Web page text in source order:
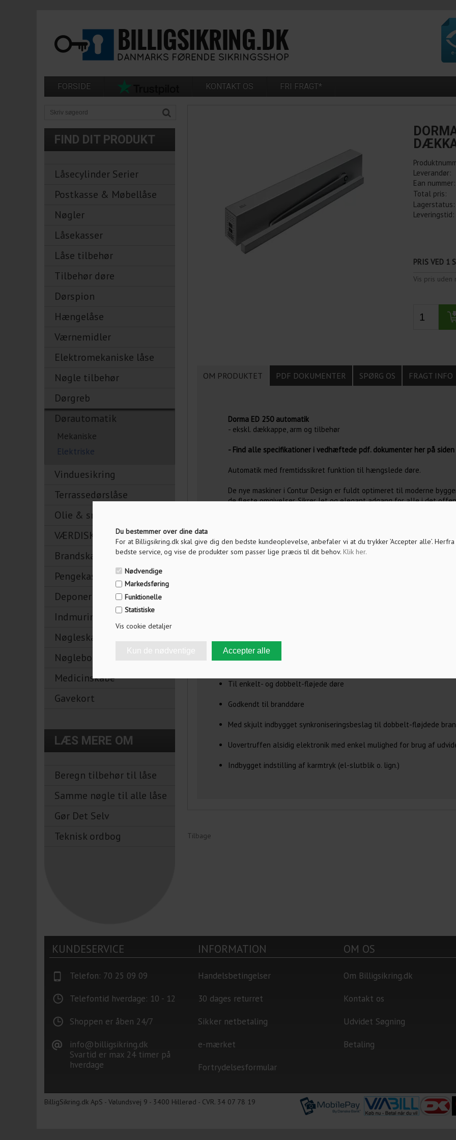
Du bestemmer over dine data
For at Billigsikring.dk skal give dig den bedste kundeoplevelse, anbefaler vi at du trykker ’Accepter alle’.
bedste service, og vise de produkter som passer lige præcis til dit behov. Klik her.
Nødvendige
Markedsføring
Funktionelle
Statistiske
Vis cookie detaljer
FORSIDE KONTAKT OS FRI FRAGT*
FIND DIT PRODUKT
Låsecylinder Serier
Postkasse & Møbellåse
Nøgler
Låsekasser
Låse tilbehør
Tilbehør døre
Dørspion
Hængelåse
Værnemidler
Elektromekaniske låse
Nøgle tilbehør
Dørgreb
Dørautomatik
Mekaniske
Elektriske
Vinduesikring
Terrassedørslåse
Olie & smøremidler
VÆRDISKABE
Brandskabe
Pengekasser
Deponeringsskabe
Indmuringsbokse
Nøgleskabe
Nøglebokse
Medicinskabe
Gavekort
LÆS MERE OM
Beregn tilbehør til låse
Samme nøgle til alle låse
Gør Det Selv
Teknisk ordbog
Leverandør:
Ean nummer:
Total pris:
Lagerstatus:
Leveringstid:
PRIS VED 1
Vis pris uden
OM PRODUKTET PDF DOKUMENTER SPØRG OS FRAGT INFO
Dorma ED 250 automatik
- ekskl. dækkappe, arm og tilbehør
- Find alle specifikationer i vedhæftede pdf. dokumenter her på siden
Automatik med fremtidssikret funktion til hængslede døre.
De nye maskiner i Contur Design er fuldt optimeret til moderne
de fleste omgivelser. Sikrer let og elegant adgang for alle i det
opgaver og ED 250 til de større. Godkendt til branddøre. Leveres
Fordele:
Støjsvag i omgivelserne
ED 100 og ED 250 har samme udseende og mål
Til enkelt- og dobbelt-fløjede døre
Godkendt til branddøre
Med skjult indbygget synkroniseringsbeslag til dobbelt-fløjdede
Uovertruffen alsidig elektronik med enkel mulighed for brug af
Indbygget indstilling af karmtryk (el-slutblik o. lign.)
Tilbage
KUNDESERVICE
Telefon: 70 25 09 09
Telefontid hverdage: 10 - 12
Shoppen er åben 24/7
info@billigsikring.dk
Svartid er max 24 timer på
hverdage
INFORMATION
Handelsbetingelser
30 dages returret
Sikker netbetaling
e-mærket
Fortrydelsesformular
OM OS
Om Billigsikring.dk
Kontakt os
Udvidet Søgning
Betaling
BilligSikring.dk ApS - Vølundsvej 9 - 3400 Hillerød - CVR. 34 07 78 19